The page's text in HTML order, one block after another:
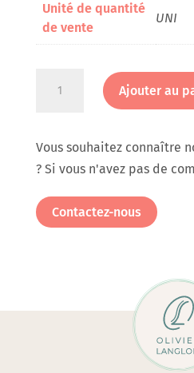
Unité de quantité
de vente
UNI
ronde
Burundi
rouleau
de
Ajouter au
Vous souhaitez connaître
? Si vous n'avez pas de
Contactez-nous